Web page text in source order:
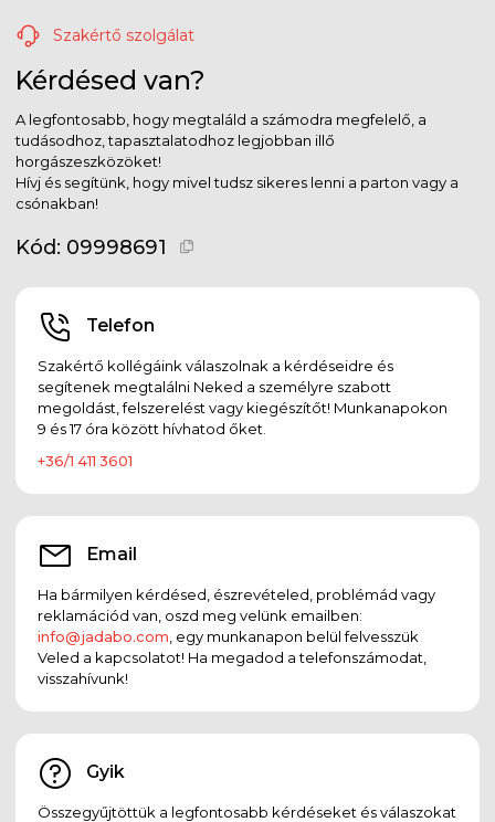
Szakértő szolgálat
Kérdésed van?
A legfontosabb, hogy megtaláld a számodra megfelelő, a
tudásodhoz, tapasztalatodhoz legjobban illő
horgászeszközöket!
Hívj és segítünk, hogy mivel tudsz sikeres lenni a parton vagy a
csónakban!
Kód: 09998691
Telefon
Szakértő kollégáink válaszolnak a kérdéseidre és
segítenek megtalálni Neked a személyre szabott
megoldást, felszerelést vagy kiegészítőt! Munkanapokon
9 és 17 óra között hívhatod őket.
+36/1 411 3601
Email
Ha bármilyen kérdésed, észrevételed, problémád vagy
reklamációd van, oszd meg velünk emailben:
info@jadabo.com , egy munkanapon belül felvesszük
Veled a kapcsolatot! Ha megadod a telefonszámodat,
visszahívunk!
Gyik
Összegyűjtöttük a legfontosabb kérdéseket és válaszokat